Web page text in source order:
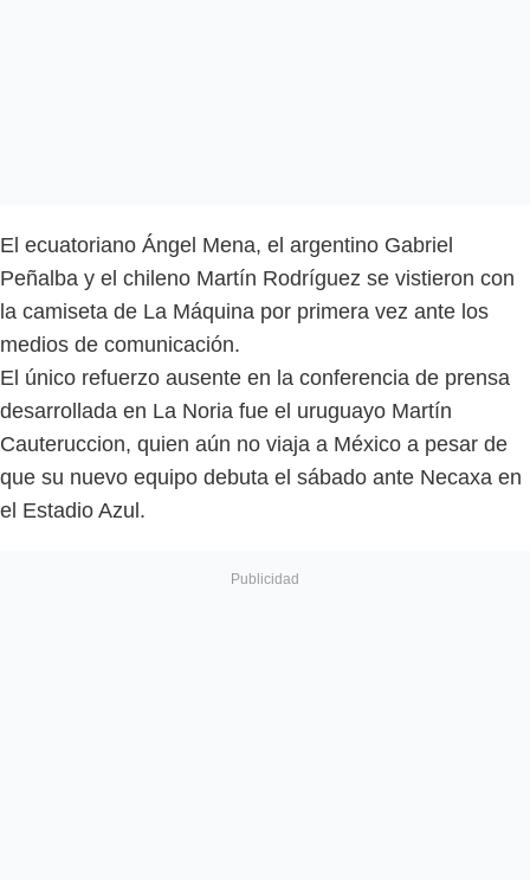
El ecuatoriano Ángel Mena, el argentino Gabriel
Peñalba y el chileno Martín Rodríguez se vistieron con
la camiseta de La Máquina por primera vez ante los
medios de comunicación.
El único refuerzo ausente en la conferencia de prensa
desarrollada en La Noria fue el uruguayo Martín
Cauteruccion, quien aún no viaja a México a pesar de
que su nuevo equipo debuta el sábado ante Necaxa en
el Estadio Azul.